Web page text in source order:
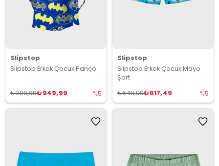
Slipstop
Slipstop Erkek Çocuk Panço
₺949,99
₺999,99 %5
Slipstop
Slipstop Erkek Çocuk Mayo
Şort
₺617,49
₺649,99 %5